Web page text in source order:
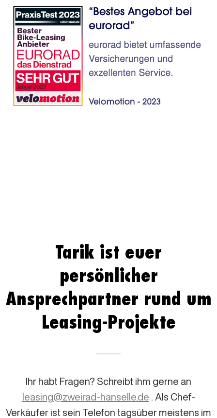
Tarik ist euer
persönlicher
Ansprechpartner rund um
Leasing-Projekte
Ihr habt Fragen? Schreibt ihm gerne an
leasing@zweirad-hanselle.de . Als Chef-
Verkäufer ist sein Telefon tagsüber meistens im